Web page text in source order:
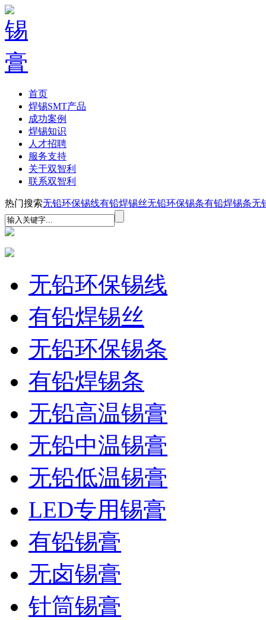
首页
焊锡SMT产品
成功案例
焊锡知识
人才招聘
服务支持
关于双智利
联系双智利
热门搜索无铅环保锡线有铅焊锡丝无铅环保锡条有铅焊锡条无
无铅环保锡线
有铅焊锡丝
无铅环保锡条
有铅焊锡条
无铅高温锡膏
无铅中温锡膏
无铅低温锡膏
LED专用锡膏
有铅锡膏
无卤锡膏
针筒锡膏